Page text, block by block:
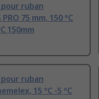
ruban
75 mm, 150 °C
150mm
ruban
15 °C -5 °C